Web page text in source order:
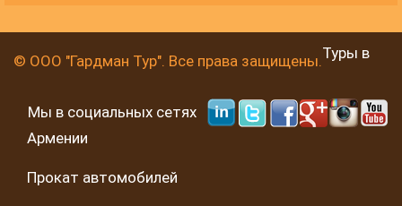
© ООО "Гардман Тур". Все права защищены.
Мы в социальных сетях
Туры в
Армении
Прокат автомобилей